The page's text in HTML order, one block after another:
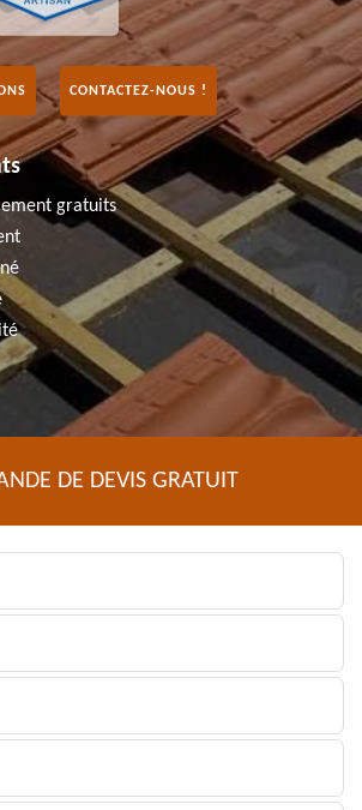
CONTACTEZ-NOUS !
gratuits
DE DEVIS GRATUIT